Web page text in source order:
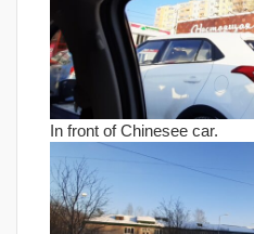
In front of Chinesee car.